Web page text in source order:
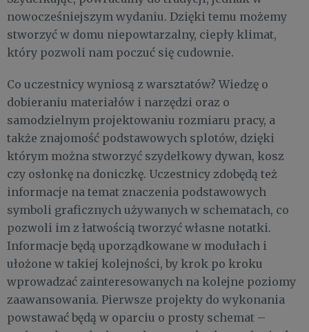
nowocześniejszym wydaniu. Dzięki temu możemy
stworzyć w domu niepowtarzalny, ciepły klimat,
który pozwoli nam poczuć się cudownie.
Co uczestnicy wyniosą z warsztatów? Wiedzę o
dobieraniu materiałów i narzędzi oraz o
samodzielnym projektowaniu rozmiaru pracy, a
także znajomość podstawowych splotów, dzięki
którym można stworzyć szydełkowy dywan, kosz
czy osłonkę na doniczkę. Uczestnicy zdobędą też
informacje na temat znaczenia podstawowych
symboli graficznych używanych w schematach, co
pozwoli im z łatwością tworzyć własne notatki.
Informacje będą uporządkowane w modułach i
ułożone w takiej kolejności, by krok po kroku
wprowadzać zainteresowanych na kolejne poziomy
zaawansowania. Pierwsze projekty do wykonania
powstawać będą w oparciu o prosty schemat –